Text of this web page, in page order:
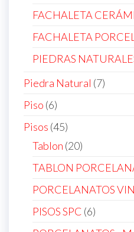
products
FACHALETA
FACHALETA
PIEDRAS
Piedra Natural 77
Piso 66
products
Pisos 4545
products
Tablon 2020
products
TABLON
PORCELANATOS
PISOS SPC 66
products